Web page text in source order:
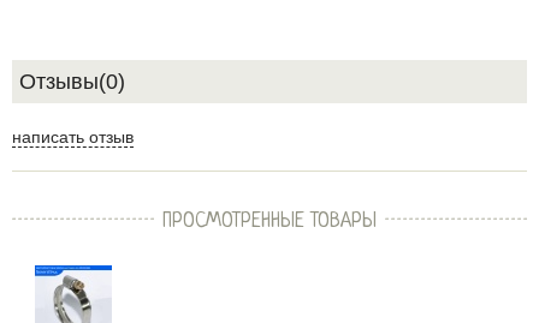
Отзывы(0)
написать отзыв
ПРОСМОТРЕННЫЕ ТОВАРЫ